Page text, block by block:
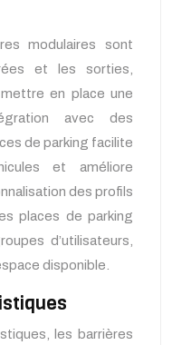
modulaires sont
et les sorties,
en place une
avec des
de parking facilite
et améliore
des profils
places de parking
d’utilisateurs,
disponible.
les barrières